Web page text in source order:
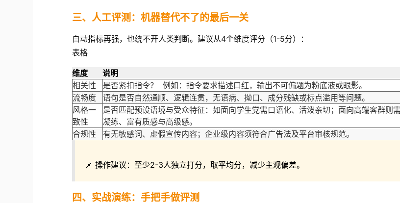
三、人工评测：机器替代不了的最后一关
自动指标再强，也绕不开人类判断。建议从4个维度评分（1-5分）：
表格
维度
说明
相关性
是否紧扣指令？ 例如：指令要求描述口红，输出不可偏题为粉底液或眼影。
流畅度
语句是否自然通顺、逻辑连贯，无语病、拗口、成分残缺或标点滥用等问题。
风格一
致性
是否匹配预设语境与受众特征：如面向学生党需口语化、活泼亲切；面向高端客群则
凝练、富有质感与高级感。
合规性
有无敏感词、虚假宣传内容；企业级内容须符合广告法及平台审核规范。
📌 操作建议：至少2-3人独立打分，取平均分，减少主观偏差。
四、实战演练：手把手做评测